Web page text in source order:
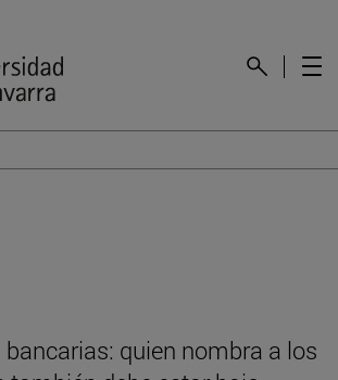
quien nombra a los